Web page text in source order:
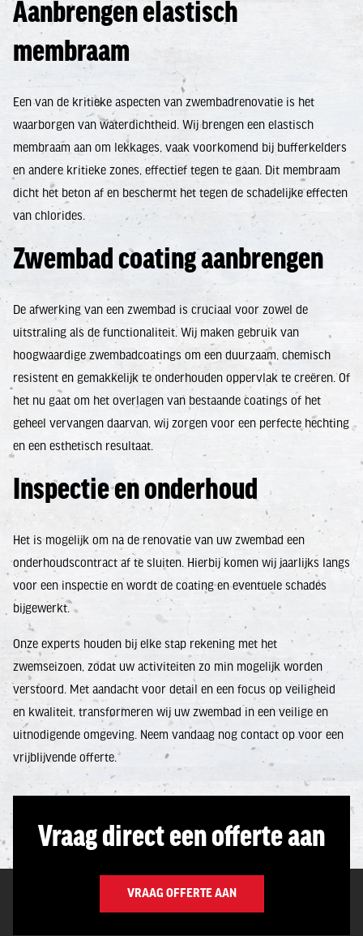
Aanbrengen elastisch
membraam
Een van de kritieke aspecten van zwembadrenovatie is het
waarborgen van waterdichtheid. Wij brengen een elastisch
membraam aan om lekkages, vaak voorkomend bij bufferkelders
en andere kritieke zones, effectief tegen te gaan. Dit membraam
dicht het beton af en beschermt het tegen de schadelijke effecten
van chlorides.
Zwembad coating aanbrengen
De afwerking van een zwembad is cruciaal voor zowel de
uitstraling als de functionaliteit. Wij maken gebruik van
hoogwaardige zwembadcoatings om een duurzaam, chemisch
resistent en gemakkelijk te onderhouden oppervlak te creëren. Of
het nu gaat om het overlagen van bestaande coatings of het
geheel vervangen daarvan, wij zorgen voor een perfecte hechting
en een esthetisch resultaat.
Inspectie en onderhoud
Het is mogelijk om na de renovatie van uw zwembad een
onderhoudscontract af te sluiten. Hierbij komen wij jaarlijks langs
voor een inspectie en wordt de coating en eventuele schades
bijgewerkt.
Onze experts houden bij elke stap rekening met het
zwemseizoen, zodat uw activiteiten zo min mogelijk worden
verstoord. Met aandacht voor detail en een focus op veiligheid
en kwaliteit, transformeren wij uw zwembad in een veilige en
uitnodigende omgeving. Neem vandaag nog contact op voor een
vrijblijvende offerte.
Vraag direct een offerte aan
VRAAG OFFERTE AAN